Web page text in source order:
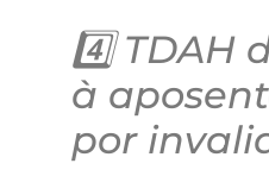
4️⃣ TDAH
à
por